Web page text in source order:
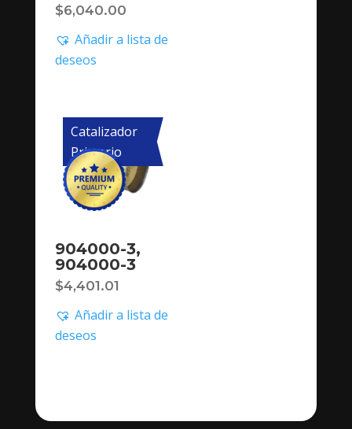
$6,040.00
Añadir a lista de
deseos
Catalizador
Primario
904000-3,
904000-3
$4,401.01
Añadir a lista de
deseos